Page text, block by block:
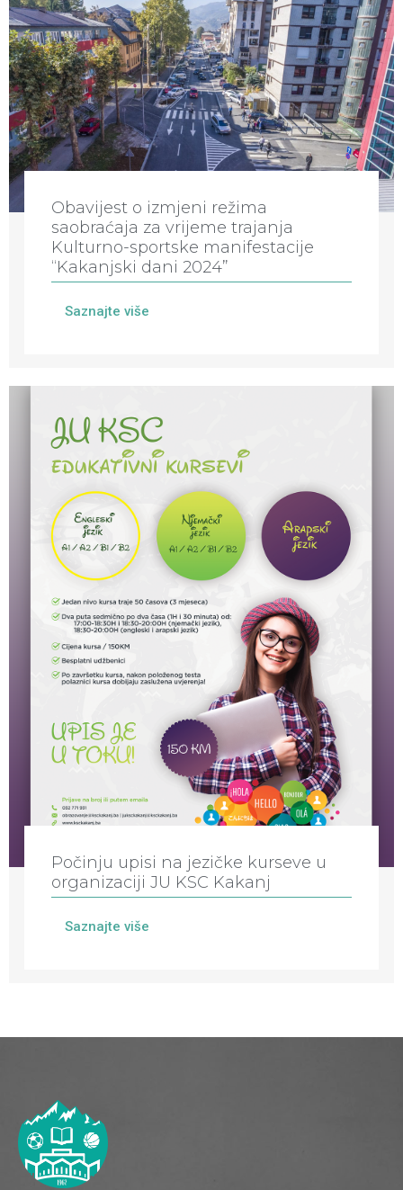
Obavijest o izmjeni režima
saobraćaja za vrijeme trajanja
Kulturno-sportske manifestacije
“Kakanjski dani 2024”
Saznajte više
Počinju upisi na jezičke kurseve u
organizaciji JU KSC Kakanj
Saznajte više